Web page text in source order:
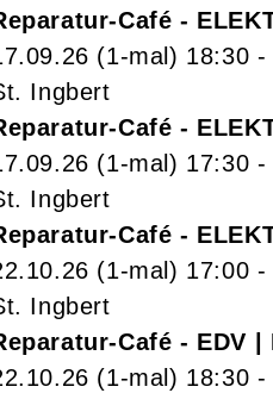
Café -
(1-mal) 18:30 -
Ingbert
Café -
(1-mal) 17:30 -
Ingbert
Café -
(1-mal) 17:00 -
Ingbert
Café - EDV |
(1-mal) 18:30 -